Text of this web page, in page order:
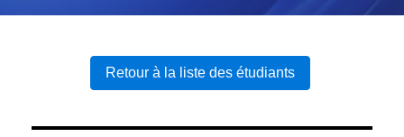
Retour à la liste des étudiants